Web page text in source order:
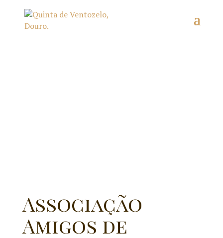
Associação
Amigos de